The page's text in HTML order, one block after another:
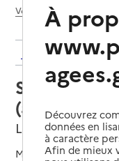
Voir le fil d’Ariane
Retour aux
Service
(aide) –
Lons,
Mis à jour le22/07/
À
Découvrez
données en
à caractère
Afin de mieux